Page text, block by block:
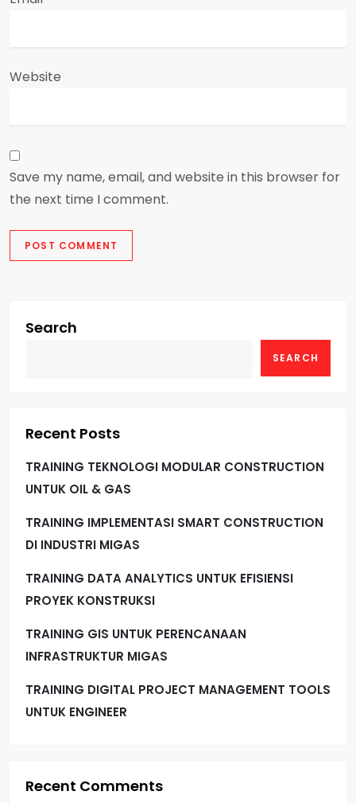
Website
Save my name, email, and website in this browser for
the next time I comment.
Search
SEARCH
Recent Posts
TRAINING TEKNOLOGI MODULAR CONSTRUCTION
UNTUK OIL & GAS
TRAINING IMPLEMENTASI SMART CONSTRUCTION
DI INDUSTRI MIGAS
TRAINING DATA ANALYTICS UNTUK EFISIENSI
PROYEK KONSTRUKSI
TRAINING GIS UNTUK PERENCANAAN
INFRASTRUKTUR MIGAS
TRAINING DIGITAL PROJECT MANAGEMENT TOOLS
UNTUK ENGINEER
Recent Comments